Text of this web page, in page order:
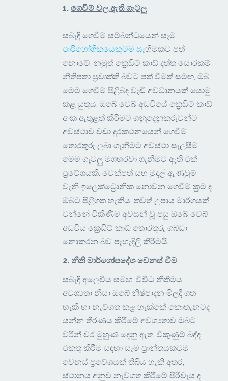
1.ගෙවීම් වල ඇති ගැටලු
සබැඳි ගෙවීම් සම්බන්ධයෙන් සෑම
පාරිභෝගිකයෙකුටම සෑහීමකට පත්
නොවේ. නමුත් ක්‍රෙඩිට් කාඩ් දත්ත සොරකම්
නිතිපතා ප්‍රවෘත්ති බවට පත් වීමත් සමඟ, ඔබ
මෙම ගෙවීම් පිළිබඳ වැඩි අවධානයක් යොමු
කළ යුතුය. ඔබේ වෙබ් අඩවියේ ක්‍රෙඩිට් කාඩ්
අංක ඇතුළත් කිරීමට ගනුදෙනුකරුවන්ට
අවස්ථාව වඩා දුරකථනයෙන් ගෙවීම්
තොරතුරු ලබා ගැනීමට අවස්ථා සැලසීම
මෙම ගැටලු මගහරවා ගැනීමට ඇති එක්
ප්‍රවේශයකි. චෙක්පත් සහ මුදල් ඇණවුම්
වැනි ඉලෙක්ට්‍රොනික නොවන ගෙවීම් ක්‍රම ද
ඔබට පිළිගත හැකිය. තවත් උපාය මාර්ගයක්
වන්නේ විකිණීම අවසන් වූ පසු ඔබේ වෙබ්
අඩවිය ක්‍රෙඩිට් කාඩ් තොරතුරු ගබඩා
නොකරන බව පැහැදිලි කිරීමයි.
2.නීති මාර්ගෝපදේශ වෙනස් වීම.
සබැඳි අලෙවිය සමඟ, විවිධ නීතිමය
අවශ්‍යතා නිසා ඔබේ නිෂ්පාදන මිලදී ගත
හැකි හා නැව්ගත කළ හැක්කේ කොතැනටද
යන්න තීරණය කිරීමේ අවශ්‍යතාව ඔබට
වරින් වර මුහුණ දෙනු ඇත. විකුණුම් බද්ද
එකතු කිරීම සඳහා සෑම ප්‍රාන්තයකටම
වෙනස් ප්‍රවේශයක් තිබිය හැකි අතර,
ස්ථානය අනුව නැව්ගත කිරීමේ පිරිවැය ද